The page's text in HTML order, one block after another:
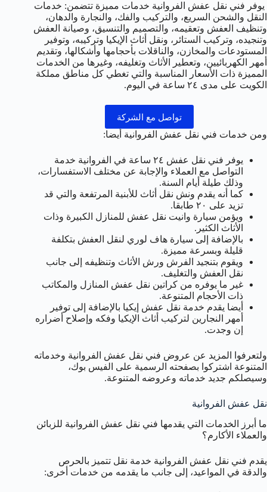
يوفر فني نقل عفش الفروانية خدمات مميزة تتضمن: خدمات
النقل والشحن السريع، والتركيب والفك، والنجارة والدهان،
وتنظيف العفش وتعقيمه، والتصميم والتنسيق، وصيانة العفش
وتنجيده، وتركيب الستائر، ونقل أثاث الإيكيا وتركيبه، وتوفير
المستودعات والمخازن، والناقلات بأحجامها وأشكالها، وتقديم
أمهر الكهربائيين، وتعطير الأثاث وتغليفه، وغيرها من الخدمات
المميزة ذات الأسعار المناسبة والتي تغطي كل مناطق مملكة
الكويت على مدى ٢٤ ساعة في اليوم.
تواصل مع الشركة
ومن خدمات فني نقل عفش الفروانية أيضا:
يوفر فني نقل عفش ٢٤ ساعة في الفروانية خدمة
التواصل مع العملاء والإجابة عن مختلف الاستفسارات،
وذلك طيلة أيام السنة.
كما أنه يقدم ونش نقل أثاث للأبنية المرتفعة والتي قد
تزيد على ٢٠ طابقا.
ويؤمن سيارة وانيت نقل عفش للمنازل الكبيرة وذات
الأثاث الكثير.
بالإضافة إلى سيارة هاف لوري لنقل العفش بتكلفة
قليلة وبسرعة مميزة.
ويقوم بتنجيد الفرش ورش الأثاث وتنظيفه إلى جانب
نقل العفش والتغليف.
غير ما يوفره من كراتين نقل عفش المنازل والمكاتب
ذات الأحجام المتنوعة.
أيضا يقدم خدمة نقل عفش إيكيا بالإضافة إلى توفير
أمهر النجارين لتركيب أثاث الإيكيا وفكه وإصلاح أضراره
إن وجدت.
ولتعرفوا المزيد عن عروض فني نقل عفش الفروانية وخدماته
المتنوعة اشتركوا بصفحته الرسمية على الفيس بوك،
وسيصلكم جديد خدماته وعروضه المتنوعة.
نقل عفش الفروانية
ما أبرز الخدمات التي يقدمها فني نقل عفش الفروانية للزبائن
والعملاء الأكارم؟
يقدم فني نقل عفش الفروانية خدمة نقل تتميز بالحرص
والدقة في المواعيد، إلى جانب ما يقدمه من خدمات أخرى: